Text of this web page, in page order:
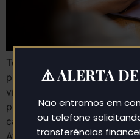
Tem se tornado cada vez
provas eletrônicas
vídeos no YouTube, etc) em
provas, entretanto,
cartório de notas, através
Atento a essa demanda por
⚠️ ALERTA
Não entramos em
ou telefone
transferências